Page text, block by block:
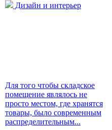
Дизайн и интерьер
Для того чтобы складское
помещение являлось не
просто местом, где хранятся
товары, было современным
распределительным...